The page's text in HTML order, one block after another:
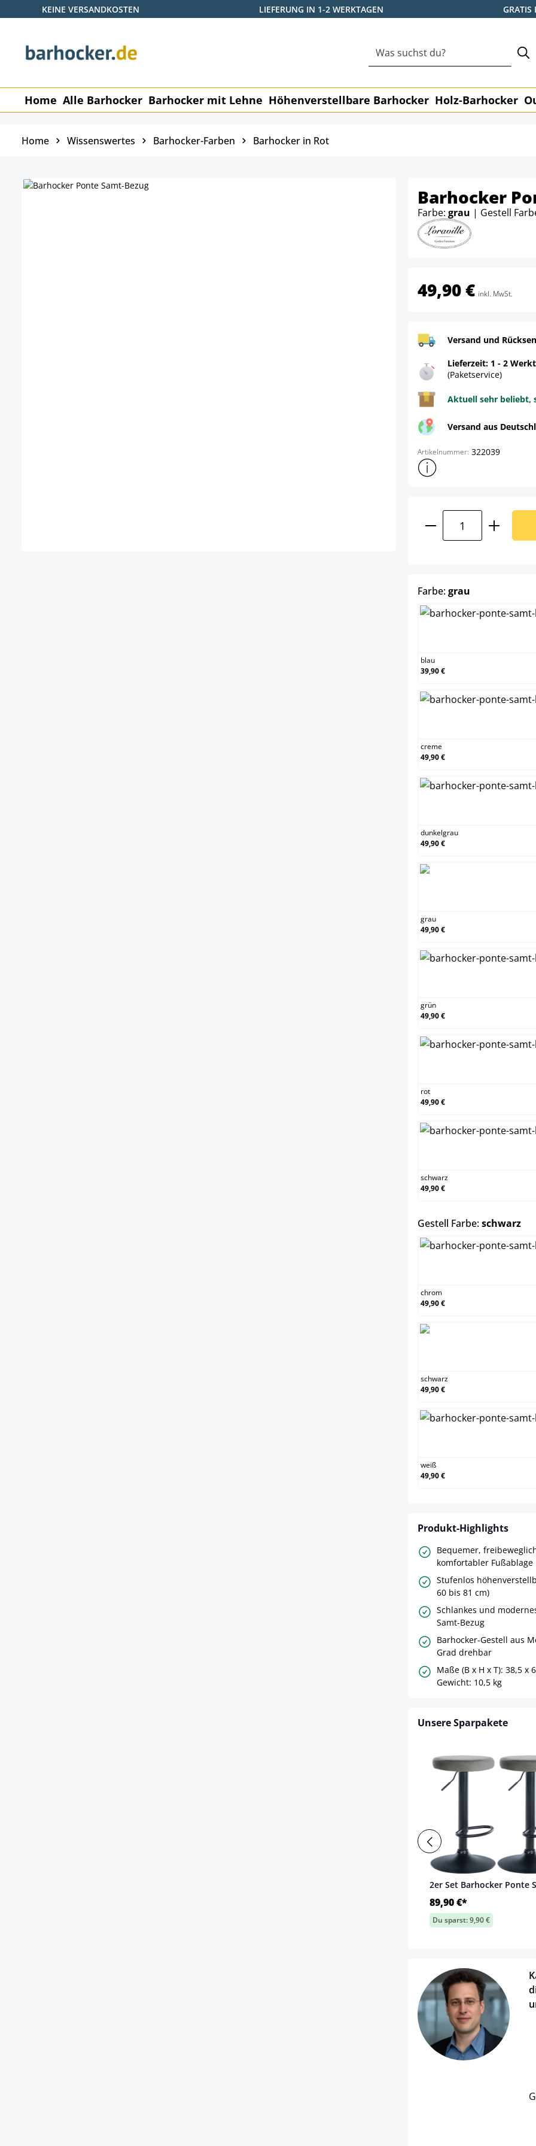
Hauptinhalt springen
Zur Suche springen
Zur Hauptnavigation springen
KEINE VERSANDKOSTEN LIEFERUNG IN 1-2 WERKTAGEN GRATIS
Home Alle Barhocker Barhocker mit Lehne Höhenverstellbare Barhocker Holz-Barhocker
Home Wissenswertes Barhocker-Farben Barhocker in Rot
Barhocker
Farbe: grau | Gestell
49,90 € inkl. MwSt.
Versand und
Lieferzeit: 1 - 2
(Paketservice)
Aktuell sehr beliebt,
Versand aus
Artikelnummer: 322039
Weitere
Produkt Anzahl:
Farbe:grau
blau
39,90 €
creme
49,90 €
dunkelgrau
49,90 €
grau
49,90 €
grün
49,90 €
rot
49,90 €
schwarz
49,90 €
Gestell Farbe:schwarz
chrom
49,90 €
schwarz
49,90 €
weiß
49,90 €
Produkt-Highlights
Bequemer,
komfortabler Fußablage
Stufenlos
60 bis 81 cm)
Schlankes und
Samt-Bezug
Barhocker-Gestell aus
Grad drehbar
Maße (B x H x T): 38,5 x
Gewicht: 10,5 kg
Unsere Sparpakete
2er Set Barhocker Ponte
89,90 €*
Du sparst: 9,90 €